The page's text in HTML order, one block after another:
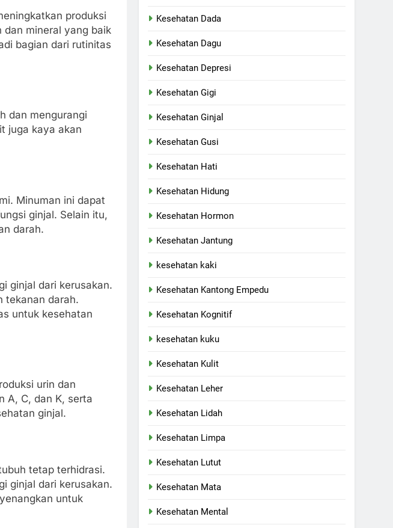
produksi
dan mineral yang baik
bagian dari rutinitas
dan mengurangi
juga kaya akan
Minuman ini dapat
ginjal. Selain itu,
darah.
ginjal dari kerusakan.
tekanan darah.
untuk kesehatan
urin dan
A, C, dan K, serta
ginjal.
tetap terhidrasi.
ginjal dari kerusakan.
untuk
Kesehatan Dada
Kesehatan Dagu
Kesehatan Depresi
Kesehatan Gigi
Kesehatan Ginjal
Kesehatan Gusi
Kesehatan Hati
Kesehatan Hidung
Kesehatan Hormon
Kesehatan Jantung
kesehatan kaki
Kesehatan Kantong Empedu
Kesehatan Kognitif
kesehatan kuku
Kesehatan Kulit
Kesehatan Leher
Kesehatan Lidah
Kesehatan Limpa
Kesehatan Lutut
Kesehatan Mata
Kesehatan Mental